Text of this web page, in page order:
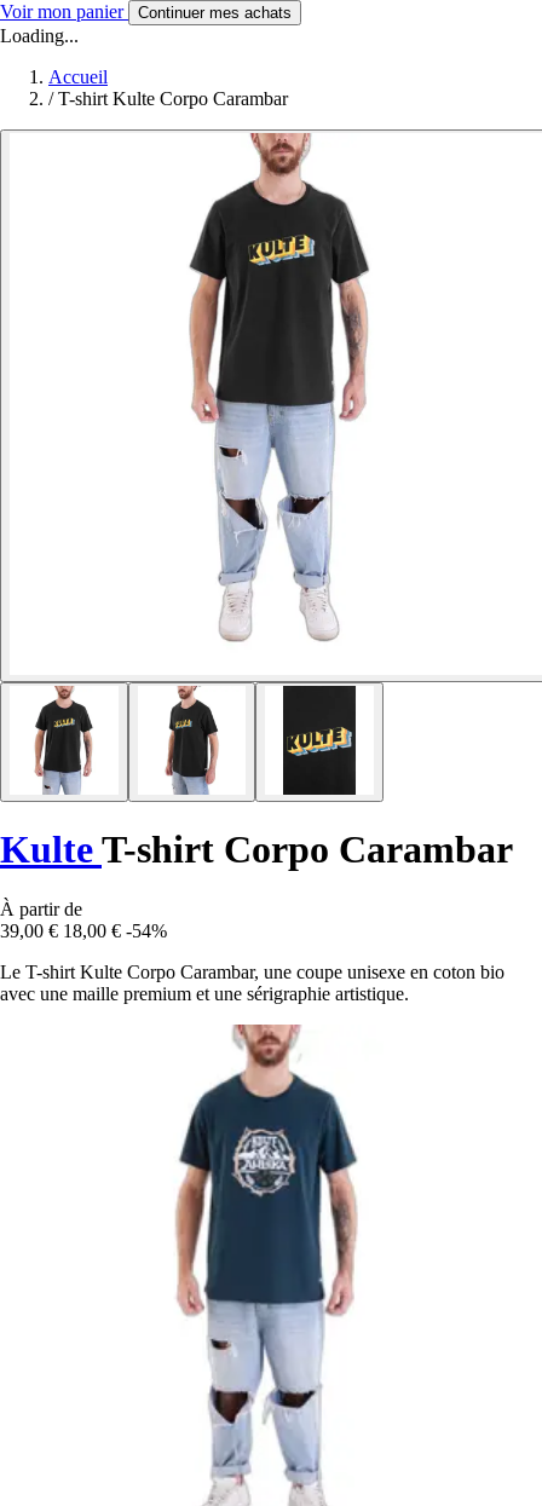
Voir mon panier Continuer mes achats
Loading...
Accueil
/ T-shirt Kulte Corpo Carambar
KulteT-shirt Corpo Carambar
À partir de
39,00 € 18,00 € -54%
Le T-shirt Kulte Corpo Carambar, une coupe unisexe en coton bio
avec une maille premium et une sérigraphie artistique.